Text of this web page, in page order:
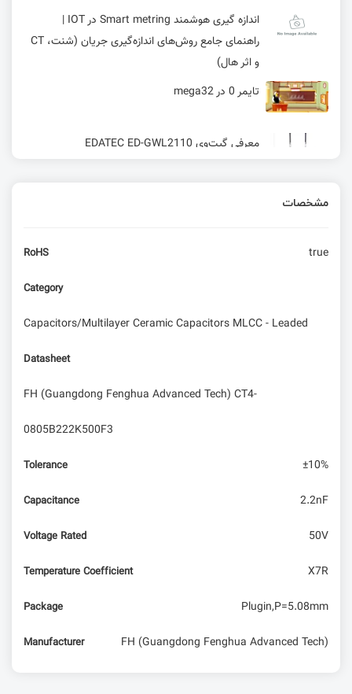
اندازه گیری هوشمند Smart metring در IOT |
راهنمای جامع روش‌های اندازه‌گیری جریان (شنت، CT
و اثر هال)
تایمر 0 در mega32
معرفی گیت‌وی EDATEC ED-GWL2110
تولد ریزپردازنده‌ها؛ داستان Intel 4004 تا 8085 و
مشخصات
RoHS true
Category
Capacitors/Multilayer Ceramic Capacitors MLCC - Leaded
Datasheet
FH (Guangdong Fenghua Advanced Tech) CT4-
0805B222K500F3
Tolerance ±10%
Capacitance 2.2nF
Voltage Rated 50V
Temperature Coefficient X7R
Package Plugin,P=5.08mm
Manufacturer FH (Guangdong Fenghua Advanced Tech)